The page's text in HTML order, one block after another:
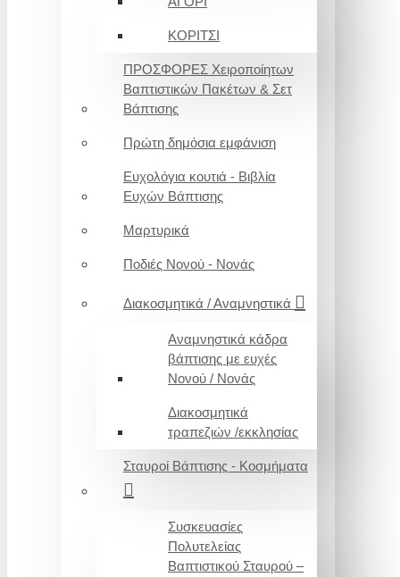
ΚΟΡΙΤΣΙ
ΠΡΟΣΦΟΡΕΣ Χειροποίητων
Βαπτιστικών Πακέτων & Σετ
Βάπτισης
Πρώτη δημόσια εμφάνιση
Ευχολόγια κουτιά - Βιβλία
Ευχών Βάπτισης
Μαρτυρικά
Ποδιές Νονού - Νονάς
Διακοσμητικά / Αναμνηστικά
Αναμνηστικά κάδρα
βάπτισης με ευχές
Νονού / Νονάς
Διακοσμητικά
τραπεζιών /εκκλησίας
Σταυροί Βάπτισης - Κοσμήματα
Συσκευασίες
Πολυτελείας
Βαπτιστικού Σταυρού –